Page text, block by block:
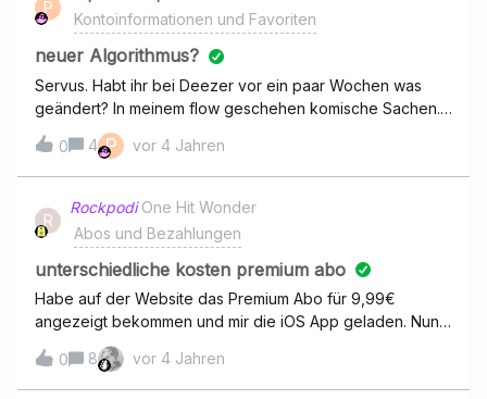
P
Kontoinformationen und Favoriten
neuer Algorithmus?
Servus. Habt ihr bei Deezer vor ein paar Wochen was
geändert? In meinem flow geschehen komische Sachen.
Lieder wiederholen sich kurz hintereinander. Letztens
habe ich an einem Morgen Helge Schneider fünfmal (!!!)
weiter geklickt, immer das selbe Lied. Auch der Rest
meines flows hat sich andauernd wiederholt. Ich bin
gerade so was von angepisst wegen dem Mist. Dazu darf
ich immer und immer wieder die gleichen Bands
wegdrücken. Neuer Inhalt ist so gut wie gar nicht
vorhanden. Wie gesagt, das ist erst seit kurzem so.
0 4 P vor 4 Jahren
R
Rockpodi One Hit Wonder
Abos und Bezahlungen
unterschiedliche kosten premium abo
Habe auf der Website das Premium Abo für 9,99€
angezeigt bekommen und mir die iOS App geladen. Nun
kostet aber das Premium Abo aus der App heraus
12,99€. Wie komme ich an das Abo für 9,99€?
0 8 vor 4 Jahren